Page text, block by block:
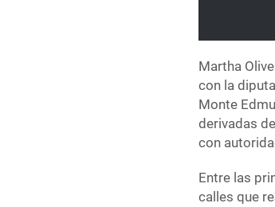
Martha
con la
Monte
derivadas
con
Entre las
calles que